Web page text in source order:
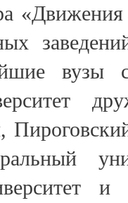
и